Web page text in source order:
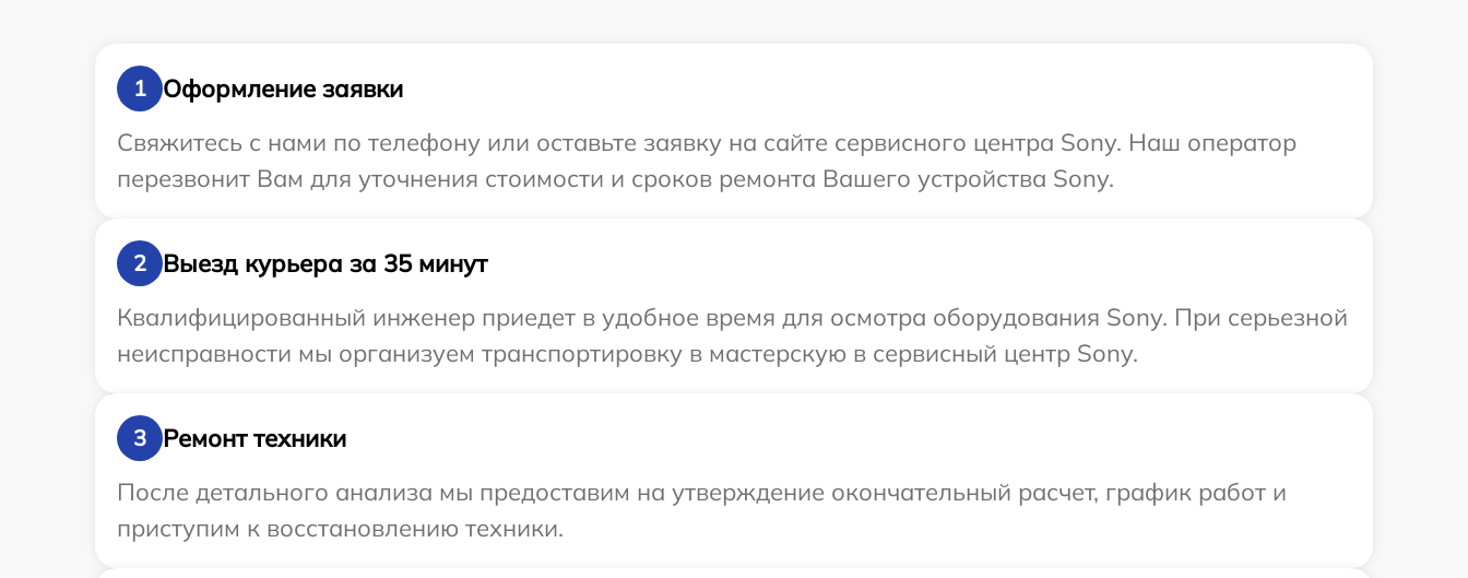
1
Оформление заявки
Свяжитесь с нами по телефону или оставьте заявку на сайте сервисного центра Sony. Наш оператор
перезвонит Вам для уточнения стоимости и сроков ремонта Вашего устройства Sony.
2
Выезд курьера за 35 минут
Квалифицированный инженер приедет в удобное время для осмотра оборудования Sony. При серьезной
неисправности мы организуем транспортировку в мастерскую в сервисный центр Sony.
3
Ремонт техники
После детального анализа мы предоставим на утверждение окончательный расчет, график работ и
приступим к восстановлению техники.